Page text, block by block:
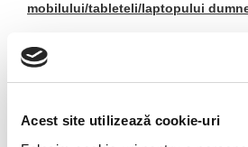
Acest site utilizează cookie-uri
mobilului/tableteli/laptopului
Denumire :
Culoare : extreme de variabila, de